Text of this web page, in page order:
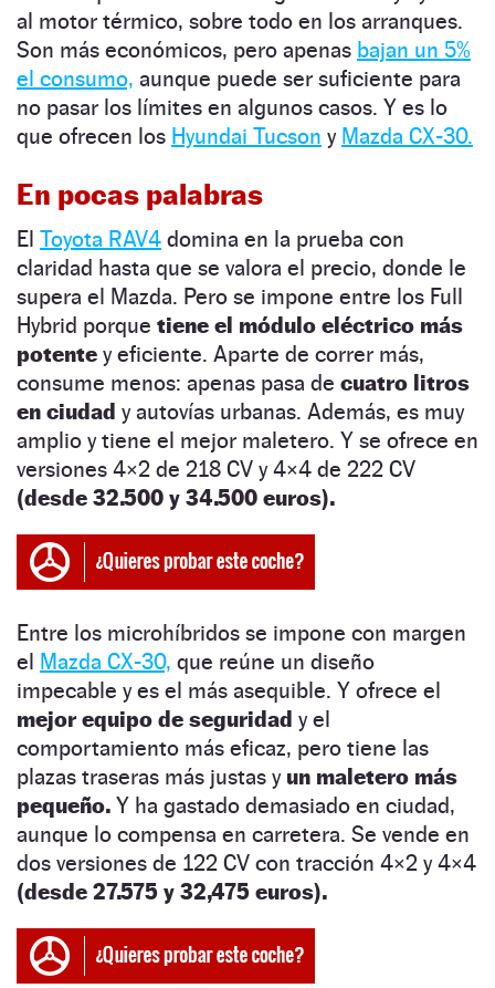
al motor térmico, sobre todo en los arranques.
Son más económicos, pero apenas bajan un 5%
el consumo, aunque puede ser suficiente para
no pasar los límites en algunos casos. Y es lo
que ofrecen los Hyundai Tucson y Mazda CX-30.
En pocas palabras
El Toyota RAV4 domina en la prueba con
claridad hasta que se valora el precio, donde le
supera el Mazda. Pero se impone entre los Full
Hybrid porque tiene el módulo eléctrico más
potente y eficiente. Aparte de correr más,
consume menos: apenas pasa de cuatro litros
en ciudad y autovías urbanas. Además, es muy
amplio y tiene el mejor maletero. Y se ofrece en
versiones 4×2 de 218 CV y 4×4 de 222 CV
(desde 32.500 y 34.500 euros).
Entre los microhíbridos se impone con margen
el Mazda CX-30, que reúne un diseño
impecable y es el más asequible. Y ofrece el
mejor equipo de seguridad y el
comportamiento más eficaz, pero tiene las
plazas traseras más justas y un maletero más
pequeño. Y ha gastado demasiado en ciudad,
aunque lo compensa en carretera. Se vende en
dos versiones de 122 CV con tracción 4×2 y 4×4
(desde 27.575 y 32,475 euros).